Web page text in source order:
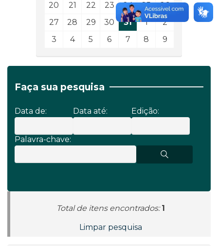
20
21 22 23 24 25
26
27
28 29 30 31 1
2
3
4 5 6 7 8 9
Faça sua pesquisa
Data de: Data até: Edição:
Palavra-chave:
Total de itens encontrados: 1
Limpar pesquisa